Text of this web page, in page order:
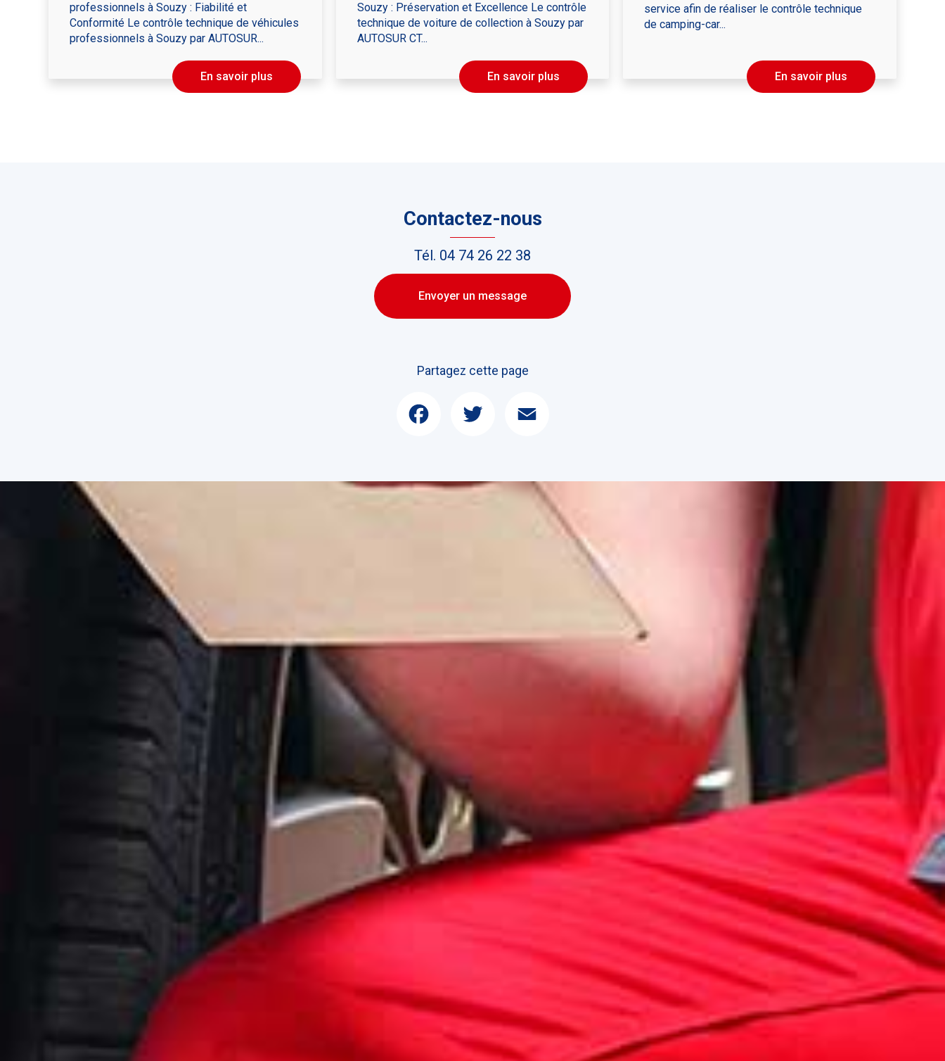
professionnels à Souzy : Fiabilité et
Conformité Le contrôle technique de véhicules
professionnels à Souzy par AUTOSUR...
En savoir plus
Souzy : Préservation et Excellence Le contrôle
technique de voiture de collection à Souzy par
AUTOSUR CT...
En savoir plus
service afin de réaliser le contrôle technique
de camping-car...
En savoir plus
Contactez-nous
Tél. 04 74 26 22 38
Envoyer un message
Partagez cette page